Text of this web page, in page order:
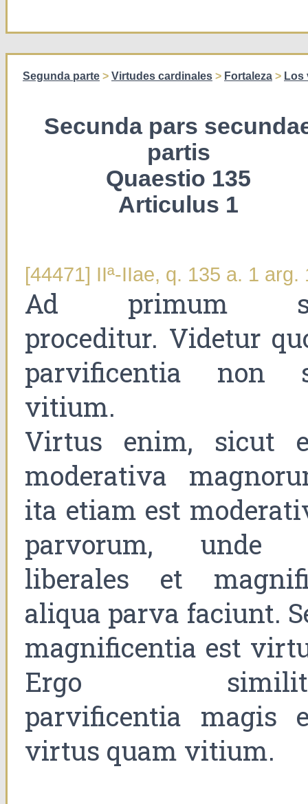
Segunda parte > Virtudes cardinales > Fortaleza > Los
Secunda pars
partis
Quaestio 135
Articulus 1
[44471] IIª-IIae, q. 135 a. 1 arg.
Ad primum
proceditur. Videtur
parvificentia non
vitium.
Virtus enim, sicut
moderativa
ita etiam est
parvorum, unde
liberales et
aliqua parva faciunt.
magnificentia est
Ergo
parvificentia magis
virtus quam vitium.